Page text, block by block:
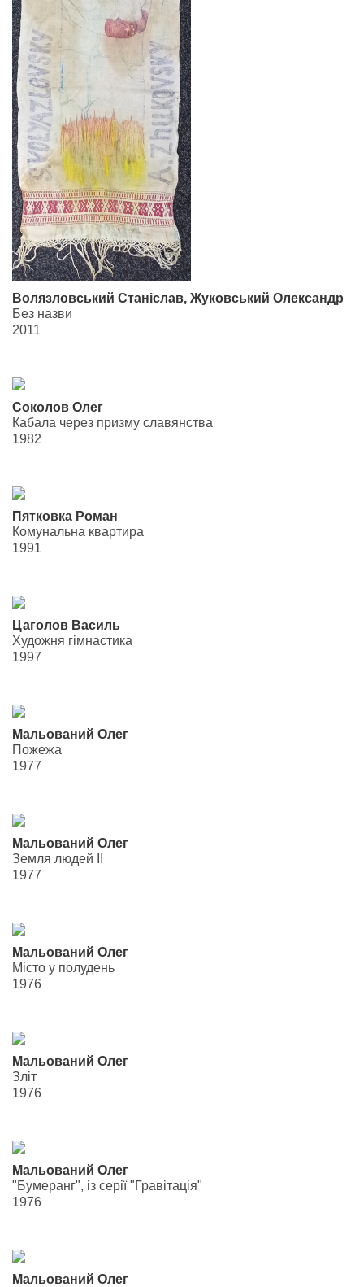
Волязловський Станіслав, Жуковський Олександр
Без назви
2011
Соколов Олег
Кабала через призму славянства
1982
Пятковка Роман
Комунальна квартира
1991
Цаголов Василь
Художня гімнастика
1997
Мальований Олег
Пожежа
1977
Мальований Олег
Земля людей II
1977
Мальований Олег
Місто у полудень
1976
Мальований Олег
Зліт
1976
Мальований Олег
"Бумеранг", із серії "Гравітація"
1976
Мальований Олег